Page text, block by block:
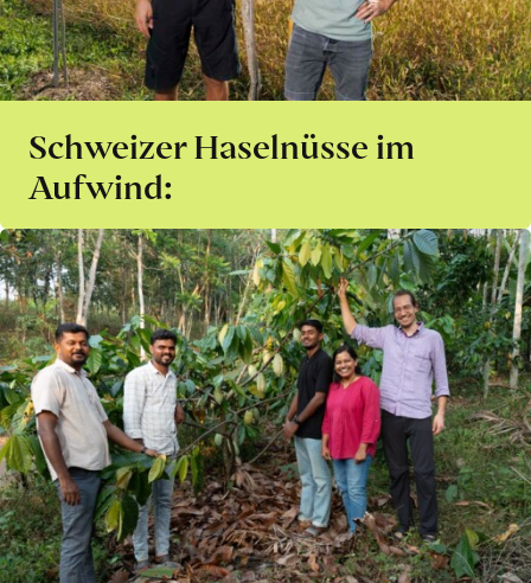
Schweizer Haselnüsse im
Aufwind: